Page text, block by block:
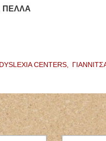
ΠΕΛΛΑ
DYSLEXIA CENTERS,
ΚΩΝΣΤΑΝΤΙΝΟΣ